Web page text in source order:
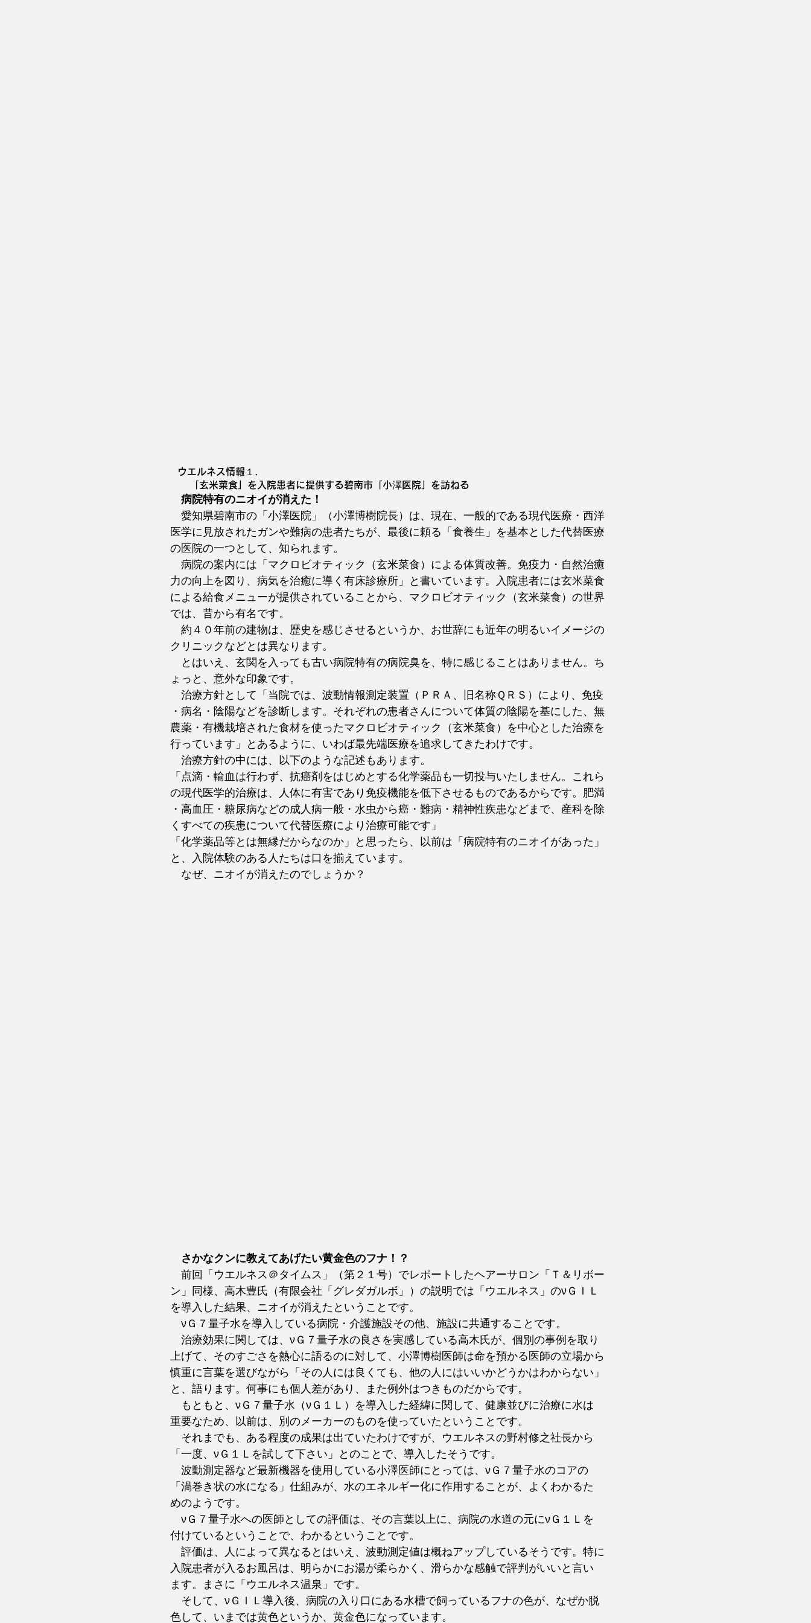
  ウエルネス情報１．
「玄米菜食」を入院患者に提供する碧南市「小澤医院」を訪ねる
病院特有のニオイが消えた！
愛知県碧南市の「小澤医院」（小澤博樹院長）は、現在、一般的である現代医療・西洋
医学に見放されたガンや難病の患者たちが、最後に頼る「食養生」を基本とした代替医療
の医院の一つとして、知られます。
病院の案内には「マクロビオティック（玄米菜食）による体質改善。免疫力・自然治癒
力の向上を図り、病気を治癒に導く有床診療所」と書いています。入院患者には玄米菜食
による給食メニューが提供されていることから、マクロビオティック（玄米菜食）の世界
では、昔から有名です。
約４０年前の建物は、歴史を感じさせるというか、お世辞にも近年の明るいイメージの
クリニックなどとは異なります。
とはいえ、玄関を入っても古い病院特有の病院臭を、特に感じることはありません。ち
ょっと、意外な印象です。
治療方針として「当院では、波動情報測定装置（ＰＲＡ、旧名称ＱＲＳ）により、免疫
・病名・陰陽などを診断します。それぞれの患者さんについて体質の陰陽を基にした、無
農薬・有機栽培された食材を使ったマクロビオティック（玄米菜食）を中心とした治療を
行っています」とあるように、いわば最先端医療を追求してきたわけです。
治療方針の中には、以下のような記述もあります。
「点滴・輸血は行わず、抗癌剤をはじめとする化学薬品も一切投与いたしません。これら
の現代医学的治療は、人体に有害であり免疫機能を低下させるものであるからです。肥満
・高血圧・糖尿病などの成人病一般・水虫から癌・難病・精神性疾患などまで、産科を除
くすべての疾患について代替医療により治療可能です」
「化学薬品等とは無縁だからなのか」と思ったら、以前は「病院特有のニオイがあった」
と、入院体験のある人たちは口を揃えています。
なぜ、ニオイが消えたのでしょうか？
さかなクンに教えてあげたい黄金色のフナ！？
前回「ウエルネス＠タイムス」（第２１号）でレポートしたヘアーサロン「Ｔ＆リボー
ン」同様、高木豊氏（有限会社「グレダガルボ」）の説明では「ウエルネス」のνＧＩＬ
を導入した結果、ニオイが消えたということです。
νＧ７量子水を導入している病院・介護施設その他、施設に共通することです。
治療効果に関しては、νＧ７量子水の良さを実感している高木氏が、個別の事例を取り
上げて、そのすごさを熱心に語るのに対して、小澤博樹医師は命を預かる医師の立場から
慎重に言葉を選びながら「その人には良くても、他の人にはいいかどうかはわからない」
と、語ります。何事にも個人差があり、また例外はつきものだからです。
もともと、νＧ７量子水（νＧ１Ｌ）を導入した経緯に関して、健康並びに治療に水は
重要なため、以前は、別のメーカーのものを使っていたということです。
それまでも、ある程度の成果は出ていたわけですが、ウエルネスの野村修之社長から
「一度、νＧ１Ｌを試して下さい」とのことで、導入したそうです。
波動測定器など最新機器を使用している小澤医師にとっては、νＧ７量子水のコアの
「渦巻き状の水になる」仕組みが、水のエネルギー化に作用することが、よくわかるた
めのようです。
νＧ７量子水への医師としての評価は、その言葉以上に、病院の水道の元にνＧ１Ｌを
付けているということで、わかるということです。
評価は、人によって異なるとはいえ、波動測定値は概ねアップしているそうです。特に
入院患者が入るお風呂は、明らかにお湯が柔らかく、滑らかな感触で評判がいいと言い
ます。まさに「ウエルネス温泉」です。
そして、νＧＩＬ導入後、病院の入り口にある水槽で飼っているフナの色が、なぜか脱
色して、いまでは黄色というか、黄金色になっています。